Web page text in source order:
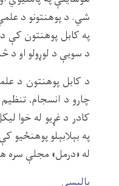
شي. د پوهنتونو د
په کابل پوهنتون کې
د سويې د لوړولو او د
د کابل پوهنتون د
چارو د انسجام،
کادر د غړیو له خوا
په بېلابېلو پوهنځيو
له «درمل» مجلې سره